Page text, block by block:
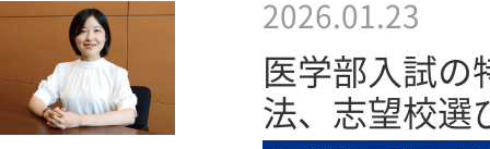
2026.01.23
医学部入試の
法、志望校